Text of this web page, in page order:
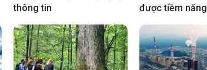
thông tin
được tiềm năng